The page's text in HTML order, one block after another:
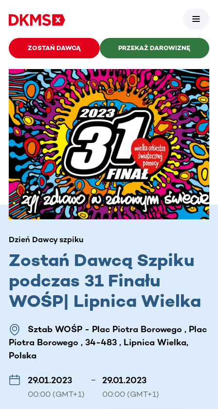
ZOSTAŃ DAWCĄ PRZEKAŻ DAROWIZNĘ
Dzień Dawcy szpiku
Zostań Dawcą Szpiku
podczas 31 Finału
WOŚP| Lipnica Wielka
Sztab WOŚP - Plac Piotra Borowego , Plac
Piotra Borowego , 34-483 , Lipnica Wielka,
Polska
29.01.2023
00:00 (GMT+1)
– 29.01.2023
00:00 (GMT+1)